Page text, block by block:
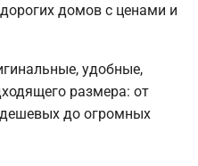
домов с ценами и
удобные,
размера: от
до огромных